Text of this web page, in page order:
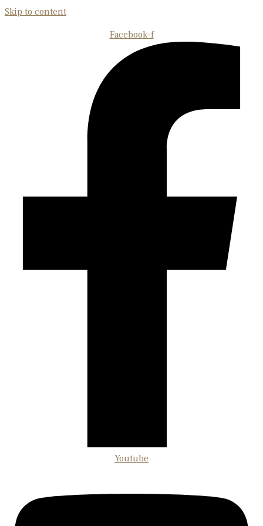
Skip to content
Facebook-f
Youtube